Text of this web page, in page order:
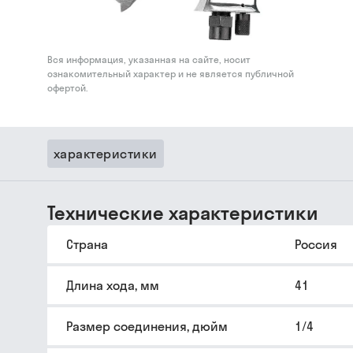
Вся информация, указанная на сайте, носит
ознакомительный характер и не является публичной
офертой.
характеристики
Технические характеристики
Страна Россия
Длина хода, мм 41
Размер соединения, дюйм 1/4